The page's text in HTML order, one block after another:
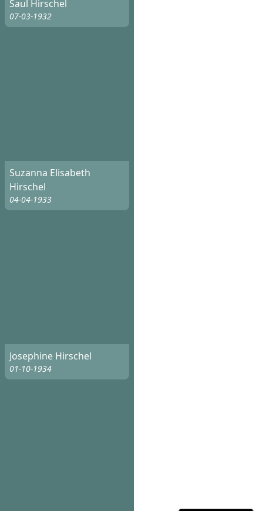
Saul Hirschel
07-03-1932
Suzanna Elisabeth
Hirschel
04-04-1933
Josephine Hirschel
01-10-1934